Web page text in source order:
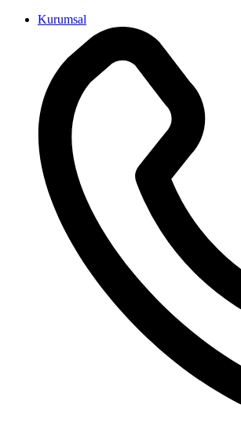
İçeriğeKurumsal